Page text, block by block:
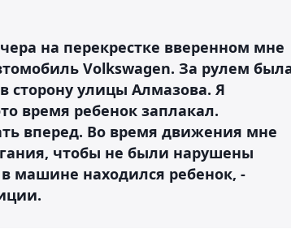
на перекрестке вверенном мне
Volkswagen. За рулем
сторону улицы Алмазова. Я
время ребенок заплакал.
вперед. Во время движения мне
чтобы не были нарушены
машине находился ребенок, -